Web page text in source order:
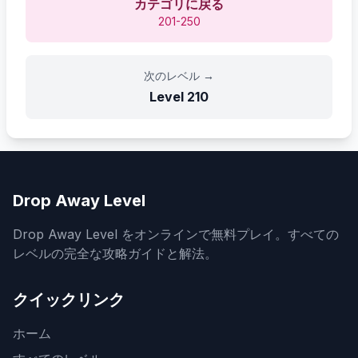
カテゴリに戻る
201-250
次のレベル →
Level 210
Drop Away Level
Drop Away Level をオンラインで無料プレイ。すべての
レベルの完全な攻略ガイドと解法。
クイックリンク
ホーム